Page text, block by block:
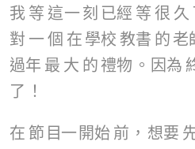
我 等 這⼀刻 已經 等很 久
對 一個 在 學校 教書 的 老
過年 最 大 的 禮物 。 因為
了 ！
在 節 ⽬⼀ 開始 前 ， 想要